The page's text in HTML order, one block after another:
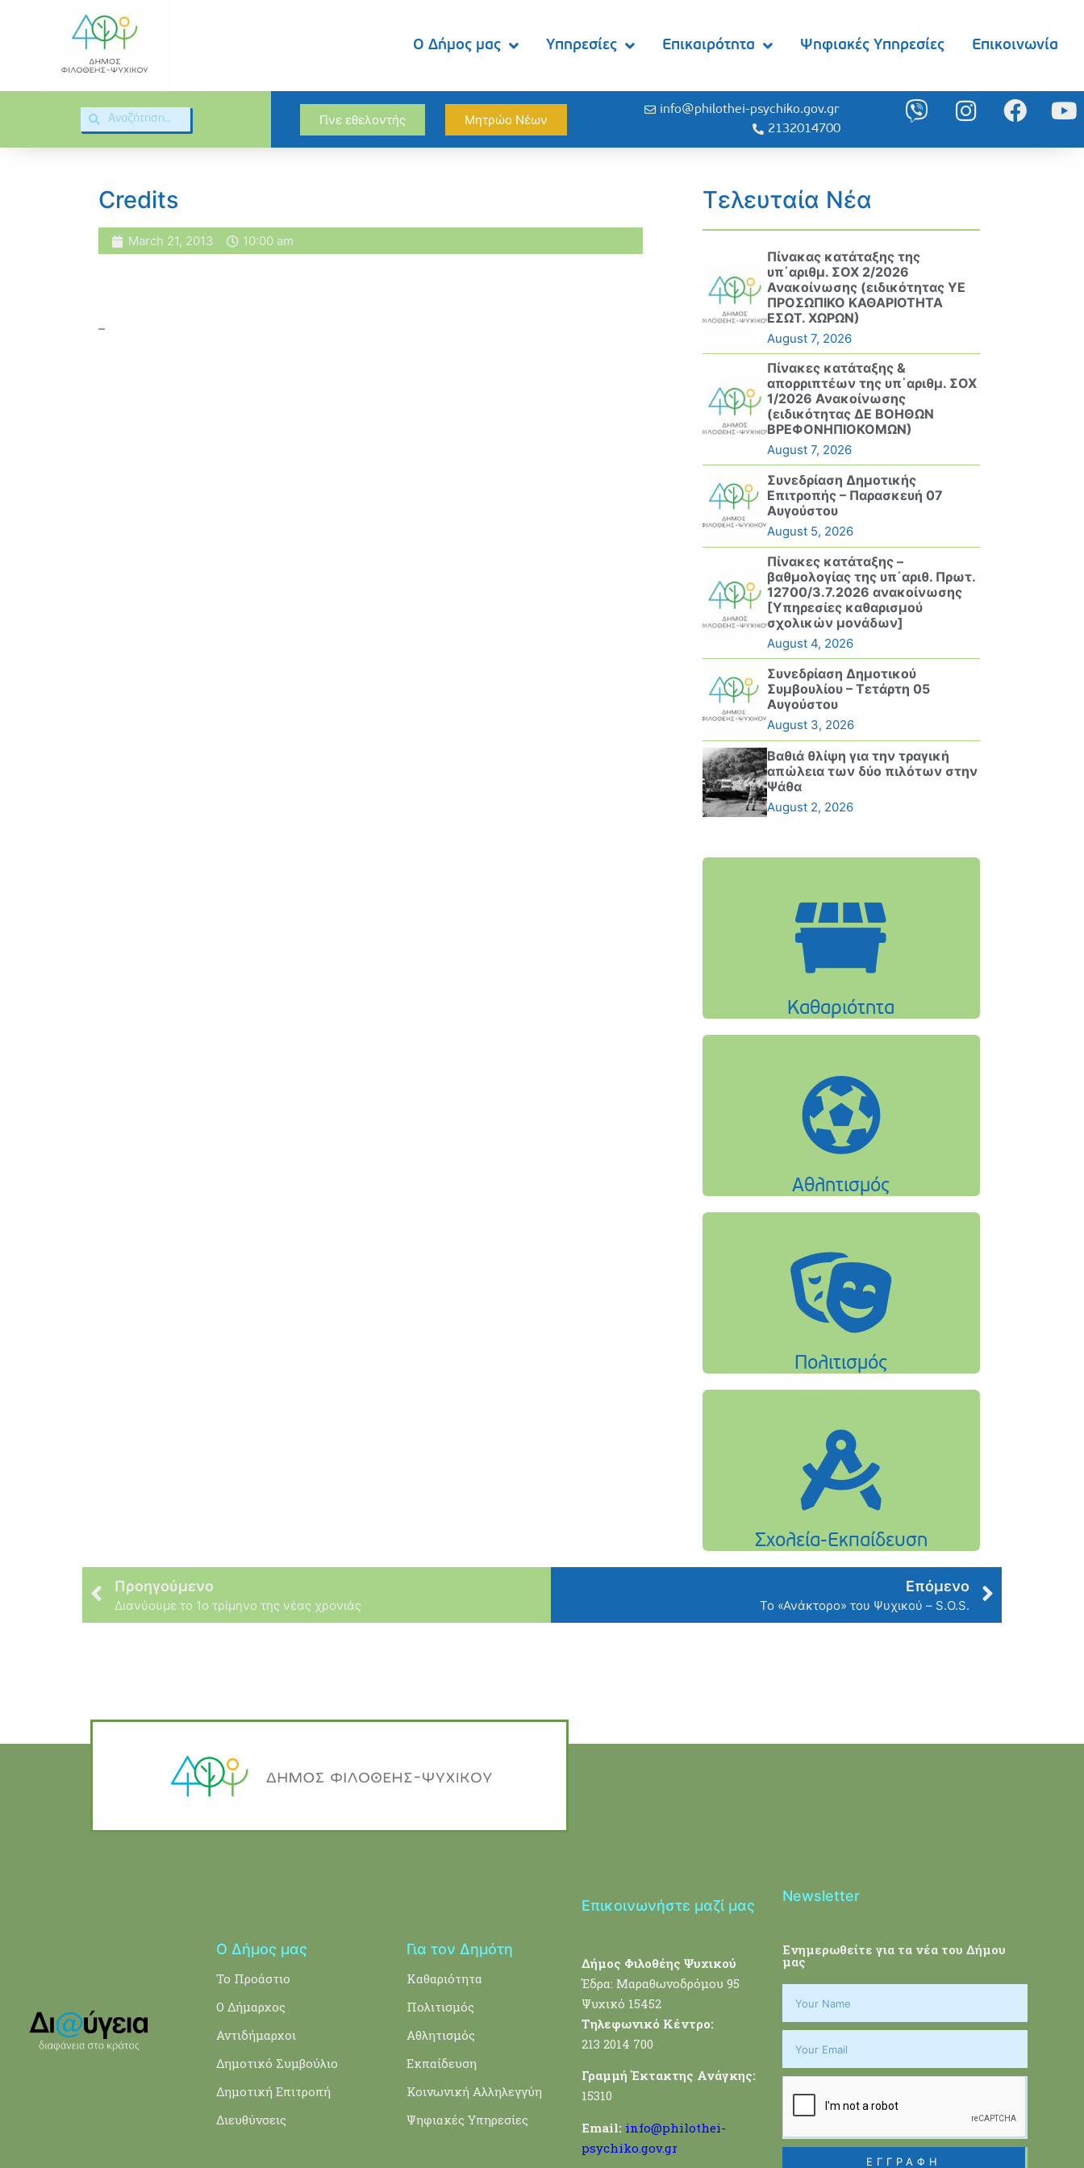
Ο Δήμος μας Υπηρεσίες Επικαιρότητα Ψηφιακές Υπηρεσίες Επικοινωνία
Γίνε εθελοντής Μητρώο Νέων
info@philothei-psychiko.gov.gr
2132014700
Credits
March 21, 2013 10:00 am
–
Τελευταία Νέα
Πίνακας κατάταξης της
υπ΄αριθμ. ΣΟΧ 2/2026
Ανακοίνωσης (ειδικότητας ΥΕ
ΠΡΟΣΩΠΙΚΟ ΚΑΘΑΡΙΟΤΗΤΑ
ΕΣΩΤ. ΧΩΡΩΝ)
August 7, 2026
Πίνακες κατάταξης &
απορριπτέων της υπ΄αριθμ. ΣΟΧ
1/2026 Ανακοίνωσης
(ειδικότητας ΔΕ ΒΟΗΘΩΝ
ΒΡΕΦΟΝΗΠΙΟΚΟΜΩΝ)
August 7, 2026
Συνεδρίαση Δημοτικής
Επιτροπής – Παρασκευή 07
Αυγούστου
August 5, 2026
Πίνακες κατάταξης –
βαθμολογίας της υπ΄αριθ. Πρωτ.
12700/3.7.2026 ανακοίνωσης
[Υπηρεσίες καθαρισμού
σχολικών μονάδων]
August 4, 2026
Συνεδρίαση Δημοτικού
Συμβουλίου – Τετάρτη 05
Αυγούστου
August 3, 2026
Βαθιά θλίψη για την τραγική
απώλεια των δύο πιλότων στην
Ψάθα
August 2, 2026
Προηγούμενο
Διανύουμε το 1ο τρίμηνο της νέας χρονιάς
Επόμενο
Το «Ανάκτορο» του Ψυχικού – S.O.S.
Ο Δήμος μας
Το Προάστιο
Ο Δήμαρχος
Αντιδήμαρχοι
Δημοτικό Συμβούλιο
Δημοτική Επιτροπή
Διευθύνσεις
Για τον Δημότη
Καθαριότητα
Πολιτισμός
Αθλητισμός
Εκπαίδευση
Κοινωνική Αλληλεγγύη
Ψηφιακές Υπηρεσίες
Επικοινωνήστε μαζί μας
Δήμος Φιλοθέης Ψυχικού
Έδρα: Μαραθωνοδρόμου 95
Ψυχικό 15452
Τηλεφωνικό Κέντρο:
213 2014 700
Γραμμή Έκτακτης Ανάγκης:
15310
Email: info@philothei-
psychiko.gov.gr
Newsletter
Ενημερωθείτε για τα νέα του Δήμου
μας
ΕΓΓΡΑΦΗ